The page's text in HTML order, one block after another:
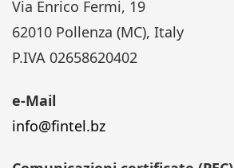
Via Enrico Fermi, 19
62010 Pollenza (MC), Italy
P.IVA 02658620402
e-Mail
info@fintel.bz